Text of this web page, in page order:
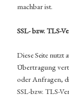
machbar ist.
SSL- bzw. TLS-
Diese Seite nutzt
Übertragung
oder Anfragen,
SSL-bzw. TLS-